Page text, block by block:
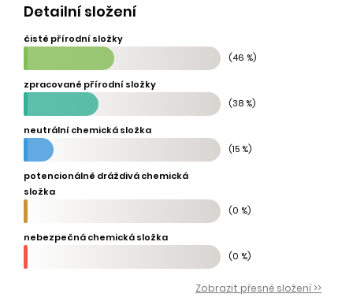
Detailní složení
čistě přírodní složky
(46 %)
zpracované přírodní složky
(38 %)
neutrální chemická složka
(15 %)
potencionálně dráždivá chemická
složka
(0 %)
nebezpečná chemická složka
(0 %)
Zobrazit přesné složení >>